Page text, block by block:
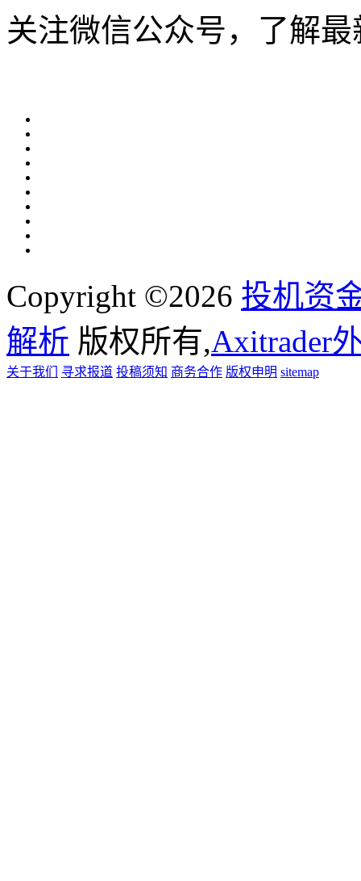
关注微信公众号，了解
Copyright ©2026 投机资
解析 版权所有,Axitrader
关于我们 寻求报道 投稿须知 商务合作 版权申明 sitemap